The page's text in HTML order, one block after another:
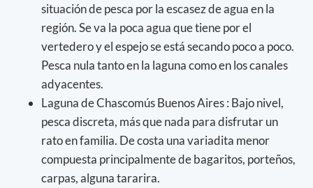
situación de pesca por la escasez de agua en la
región. Se va la poca agua que tiene por el
vertedero y el espejo se está secando poco a poco.
Pesca nula tanto en la laguna como en los canales
adyacentes.
Laguna de Chascomús Buenos Aires : Bajo nivel,
pesca discreta, más que nada para disfrutar un
rato en familia. De costa una variadita menor
compuesta principalmente de bagaritos, porteños,
carpas, alguna tararira.